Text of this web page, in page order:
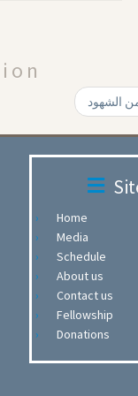
or
decrease
Home
Media
Schedule
About us
Contact us
Fellowship
Donations